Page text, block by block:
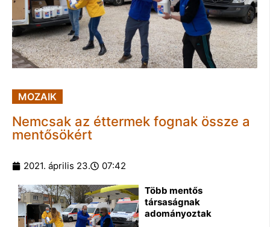
MOZAIK
Nemcsak az éttermek fognak össze a
mentősökért
2021. április 23. 07:42
Több mentős
társaságnak
adományoztak